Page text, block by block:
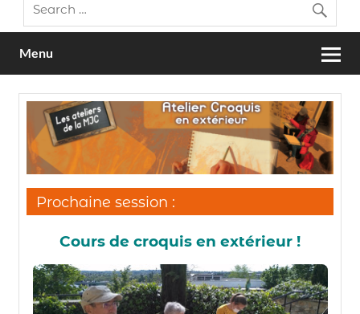
Menu
Prochaine session :
Cours de croquis en extérieur !